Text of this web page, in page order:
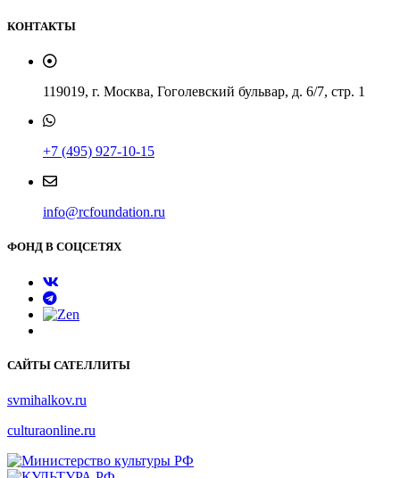
КОНТАКТЫ
119019, г. Москва, Гоголевский бульвар, д. 6/7, стр. 1
+7 (495) 927-10-15
info@rcfoundation.ru
ФОНД В СОЦСЕТЯХ
САЙТЫ САТЕЛЛИТЫ
svmihalkov.ru
culturaonline.ru